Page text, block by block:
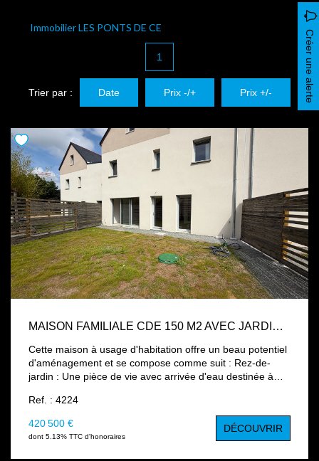
Immobilier LES PONTS DE CE
Créer une alerte
1
Trier par : Date Prix -/+ Prix +/-
MAISON FAMILIALE CDE 150 M2 AVEC JARDIN - BEAU POTENTIEL D'AMÉNAGEMENT
Cette maison à usage d'habitation offre un beau potentiel
d'aménagement et se compose comme suit : Rez-de-
jardin : Une pièce de vie avec arrivée d'eau destinée à
et un WC indépendant. Rez-de-chaussée : Une entrée,
Trois chambres, une future salle de bains, un WC
indépendant et une cour. Combles aménagés : un palier,
deux chambres et une salle de douche avec WC Un jardin
Ref. : 4224
420 500 €
dont 5.13% TTC d'honoraires
DÉCOUVRIR